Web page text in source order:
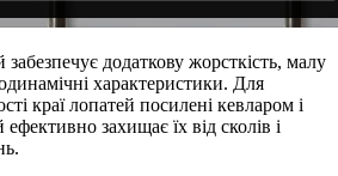
додаткову жорсткість, малу
характеристики. Для
краї лопатей посилені кевларом і
ефективно захищає їх від сколів і